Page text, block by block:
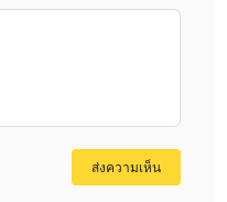
forex or CFD trading on
careful
ส่งความเห็น